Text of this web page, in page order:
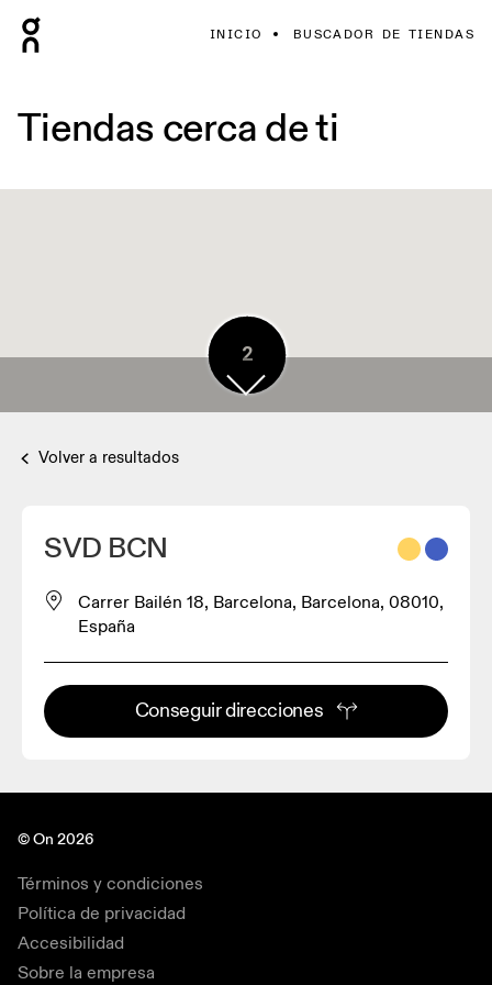
INICIO BUSCADOR DE TIENDAS
Tiendas cerca de ti
7
2
Volver a resultados
SVD BCN
Carrer Bailén 18, Barcelona, Barcelona, 08010,
España
Conseguir direcciones
© On 2026
Términos y condiciones
Política de privacidad
Accesibilidad
Sobre la empresa